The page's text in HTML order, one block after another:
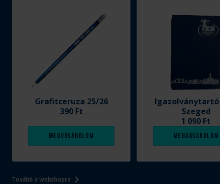
Tovább a webshopra
Grafitceruza 25/26
390 Ft
Megvásárolom
Szeged
1 090 Ft
Megvásárolom